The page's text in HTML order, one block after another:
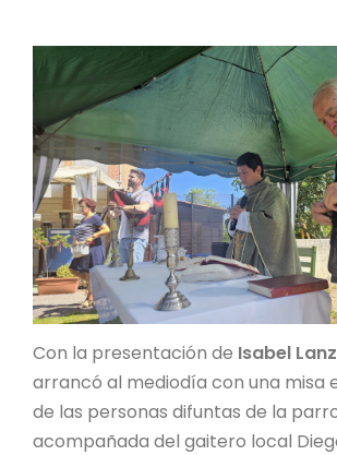
Con la presentación de Isabel
arrancó al mediodía con una misa
de las personas difuntas de la
acompañada del gaitero local